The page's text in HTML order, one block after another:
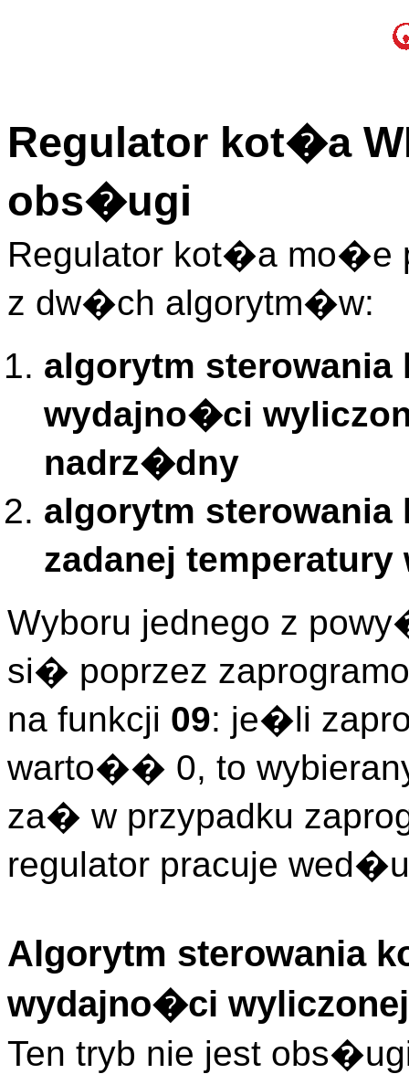
Regulator kot�a
obs�ugi
Regulator kot�a mo�e
z dw�ch algorytm�w:
algorytm
wydajno�ci
nadrz�dny
algorytm
zadanej
Wyboru jednego z
si� poprzez
na funkcji 09: je�li
warto�� 0, to
za� w przypadku
regulator pracuje
Algorytm sterowania
wydajno�ci
Ten tryb nie jest